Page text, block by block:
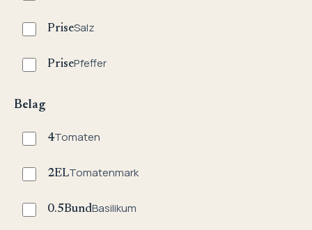
PriseSalz
PrisePfeffer
Belag
4Tomaten
2ELTomatenmark
0.5BundBasilikum